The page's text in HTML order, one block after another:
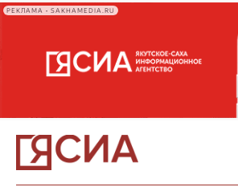
РЕКЛАМА • SAKHAMEDIA.RU